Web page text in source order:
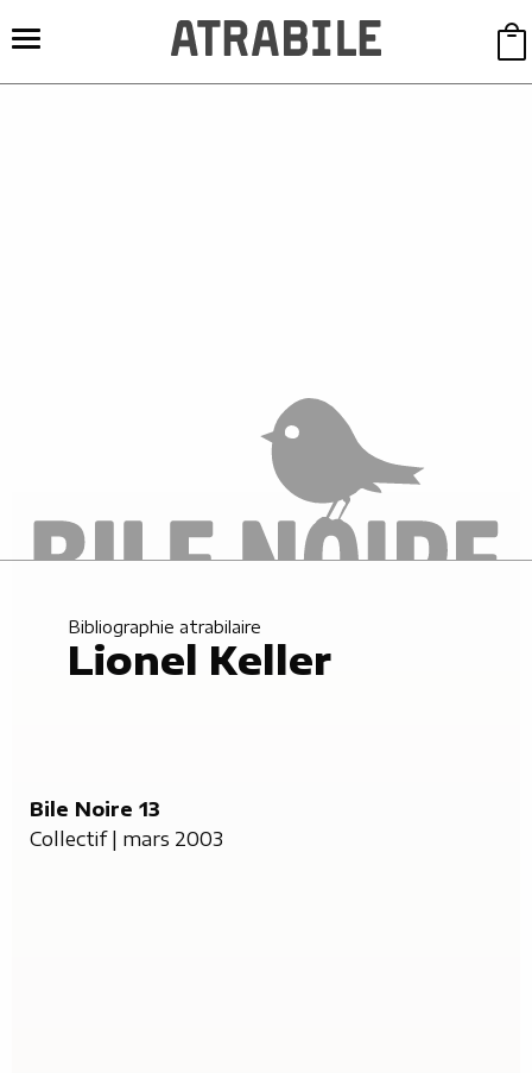
Bibliographie atrabilaire
Lionel Keller
Bile Noire 13
Collectif | mars 2003